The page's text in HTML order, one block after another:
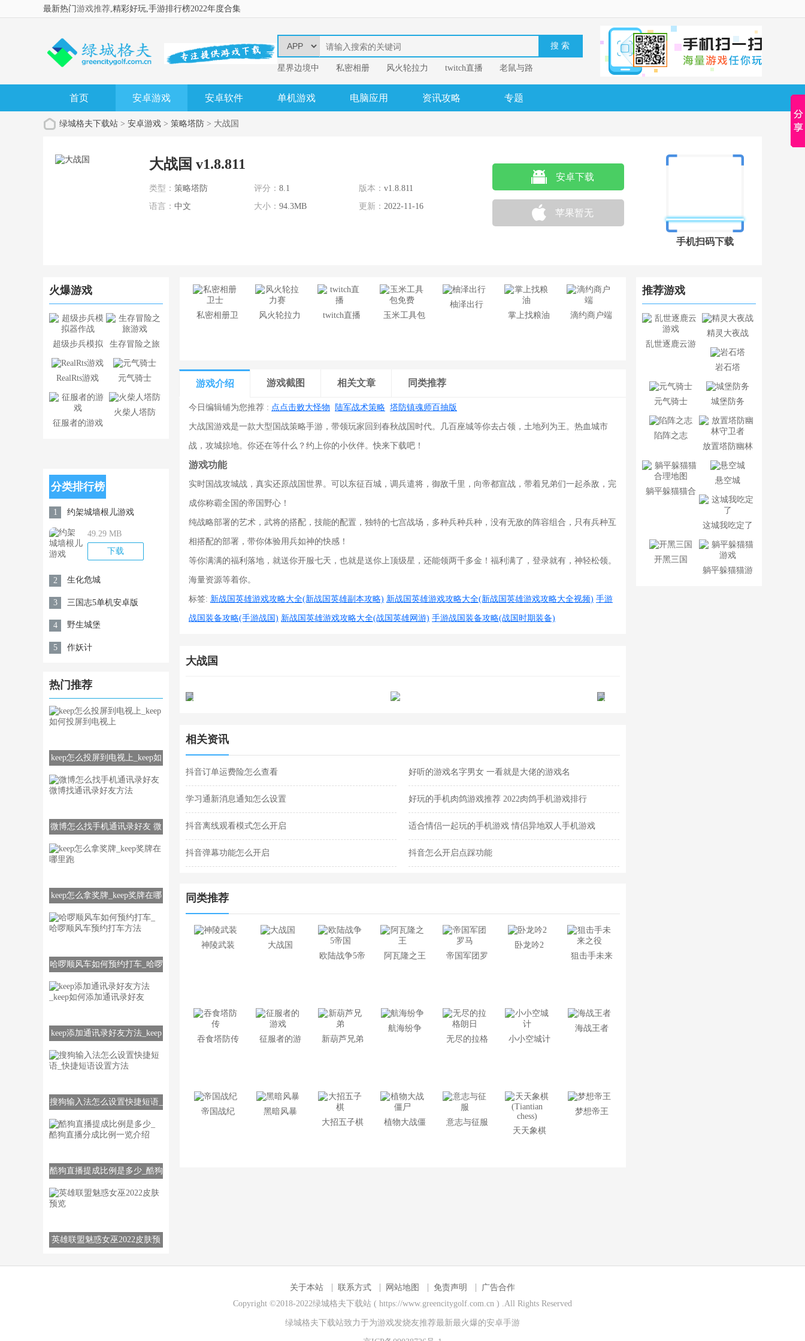
最新热门游戏推荐,精彩好玩,手游排行榜2022年度合集
星界边境中 ​私密相册 风火轮拉力 twitch直播
老鼠与路
易
我的英雄学
首页 安卓游戏 安卓软件 单机游戏 电脑应用 资讯攻略 专题
绿城格夫下载站 > 安卓游戏 > 策略塔防 > 大战国
大战国 v1.8.811
类型： 策略塔防 评分： 8.1 版本： v1.8.811
语言： 中文 大小： 94.3MB 更新： 2022-11-16
安卓下载
苹果暂无
手机扫码下载
火爆游戏
超级步兵模拟
器作战
生存冒险之旅
游戏
RealRts游戏
元气骑士
征服者的游戏
火柴人塔防
分类排行榜
1 约架城墙根儿游戏
49.29 MB
下载
2 生化危城
3 三国志5单机安卓版
4 野生城堡
5 作妖计
热门推荐
keep怎么投屏到电视上_keep如
微博怎么找手机通讯录好友 微
keep怎么拿奖牌_keep奖牌在哪
哈啰顺风车如何预约打车_哈啰
keep添加通讯录好友方法_keep
搜狗输入法怎么设置快捷短语_
酷狗直播提成比例是多少_酷狗
英雄联盟魅惑女巫2022皮肤预
​私密相册卫 风火轮拉力 twitch直播 玉米工具包
柚泽出行
掌上找粮油
滴约商户端
游戏介绍 游戏截图 相关文章 同类推荐
今日编辑铺为您推荐 : 点点击败大怪物 陆军战术策略 塔防镇魂师百抽版
大战国游戏是一款大型国战策略手游，带领玩家回到春秋战国时代。几百座城等你去占领，土地列为王。热血城市
战，攻城掠地。你还在等什么？约上你的小伙伴。快来下载吧！
游戏功能
实时国战攻城战，真实还原战国世界。可以东征百城，调兵遣将，御敌千里，向帝都宣战，带着兄弟们一起杀敌，完
成你称霸全国的帝国野心！
纯战略部署的艺术，武将的搭配，技能的配置，独特的七宫战场，多种兵种兵种，没有无敌的阵容组合，只有兵种互
相搭配的部署，带你体验用兵如神的快感！
等你满满的福利落地，就送你开服七天，也就是送你上顶级星，还能领两千多金！福利满了，登录就有，神轻松领。
海量资源等着你。
标签: 新战国英雄游戏攻略大全(新战国英雄副本攻略) 新战国英雄游戏攻略大全(新战国英雄游戏攻略大全视频) 手游
战国装备攻略(手游战国) 新战国英雄游戏攻略大全(战国英雄网游) 手游战国装备攻略(战国时期装备)
大战国
相关资讯
抖音订单运费险怎么查看 好听的游戏名字男女 一看就是大佬的游戏名
学习通新消息通知怎么设置 好玩的手机肉鸽游戏推荐 2022肉鸽手机游戏排行
抖音离线观看模式怎么开启 适合情侣一起玩的手机游戏 情侣异地双人手机游戏
抖音弹幕功能怎么开启 抖音怎么开启点踩功能
同类推荐
神陵武装
大战国
欧陆战争5帝
阿瓦隆之王 帝国军团罗
卧龙吟2
狙击手未来
吞食塔防传 征服者的游 新葫芦兄弟
航海纷争
无尽的拉格
小小空城计
海战王者
帝国战纪
黑暗风暴
大招五子棋
植物大战僵
意志与征服
天天象棋
梦想帝王
推荐游戏
乱世逐鹿云游
精灵大夜战
岩石塔
元气骑士 城堡防务
陷阵之志
放置塔防幽林
守卫者
躺平躲猫猫合
悬空城
这城我吃定了
开黑三国
躺平躲猫猫游
关于本站 联系方式 网站地图 免责声明
广告合作
Copyright ©2018-2022绿城格夫下载站 ( https://www.greencitygolf.com.cn ) .All Rights Reserved
绿城格夫下载站致力于为游戏发烧友推荐最新最火爆的安卓手游